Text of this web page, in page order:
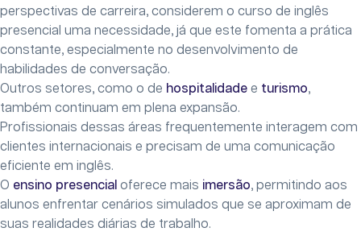
perspectivas de carreira, considerem o curso de inglês
presencial uma necessidade, já que este fomenta a prática
constante, especialmente no desenvolvimento de
habilidades de conversação.
Outros setores, como o de hospitalidade e turismo,
também continuam em plena expansão.
Profissionais dessas áreas frequentemente interagem com
clientes internacionais e precisam de uma comunicação
eficiente em inglês.
O ensino presencial oferece mais imersão, permitindo aos
alunos enfrentar cenários simulados que se aproximam de
suas realidades diárias de trabalho.